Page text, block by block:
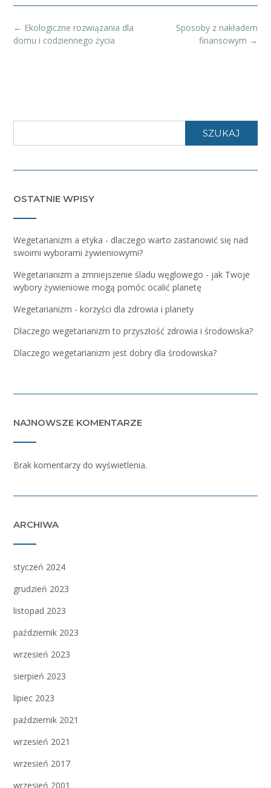
Post
navigation
Sposoby z nakładem
finansowym →
← Ekologiczne rozwiązania dla
domu i codziennego życia
SZUKAJ
OSTATNIE WPISY
Wegetarianizm a etyka - dlaczego warto zastanowić się nad
swoimi wyborami żywieniowymi?
Wegetarianizm a zmniejszenie śladu węglowego - jak Twoje
wybory żywieniowe mogą pomóc ocalić planetę
Wegetarianizm - korzyści dla zdrowia i planety
Dlaczego wegetarianizm to przyszłość zdrowia i środowiska?
Dlaczego wegetarianizm jest dobry dla środowiska?
NAJNOWSZE KOMENTARZE
Brak komentarzy do wyświetlenia.
ARCHIWA
styczeń 2024
grudzień 2023
listopad 2023
październik 2023
wrzesień 2023
sierpień 2023
lipiec 2023
październik 2021
wrzesień 2021
wrzesień 2017
wrzesień 2001